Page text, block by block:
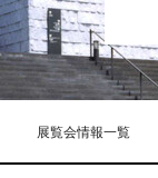
展覧会情報一覧